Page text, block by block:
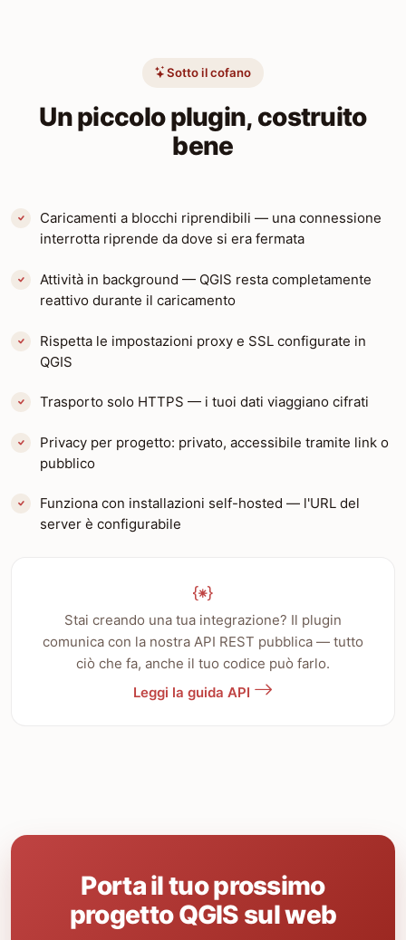
Sotto il cofano
Un piccolo plugin, costruito
bene
Caricamenti a blocchi riprendibili — una connessione
interrotta riprende da dove si era fermata
Attività in background — QGIS resta completamente
reattivo durante il caricamento
Rispetta le impostazioni proxy e SSL configurate in
QGIS
Trasporto solo HTTPS — i tuoi dati viaggiano cifrati
Privacy per progetto: privato, accessibile tramite link o
pubblico
Funziona con installazioni self-hosted — l'URL del
server è configurabile
Stai creando una tua integrazione? Il plugin
comunica con la nostra API REST pubblica — tutto
ciò che fa, anche il tuo codice può farlo.
Leggi la guida API
Porta il tuo prossimo
progetto QGIS sul web